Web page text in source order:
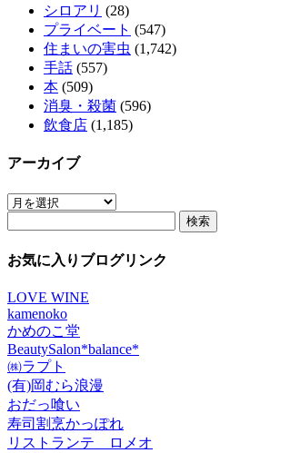
シロアリ (28)
プライベート (547)
住まいの害虫 (1,742)
手話 (557)
本 (509)
消臭・殺菌 (596)
飲食店 (1,185)
アーカイブ
ア
イ
お気に入りブログリンク
LOVE WINE
kamenoko
かめのこ堂
BeautySalon*balance*
㈱ラプト
(有)岡むら浪漫
おだっ喰い
寿司割烹かっぽれ
リストランテ ロメオ